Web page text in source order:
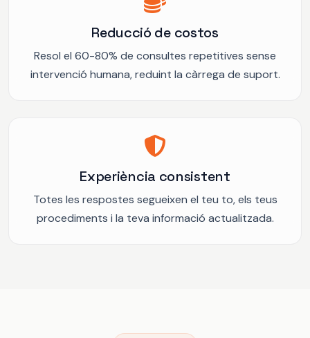
Reducció de costos
Resol el 60-80% de consultes repetitives sense
intervenció humana, reduint la càrrega de suport.
Experiència consistent
Totes les respostes segueixen el teu to, els teus
procediments i la teva informació actualitzada.